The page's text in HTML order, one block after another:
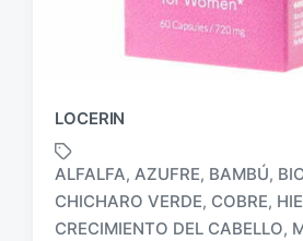
LOCERIN
ALFALFA, AZUFRE, BAMBÚ,
CHICHARO VERDE, COBRE,
CRECIMIENTO DEL CABELLO,